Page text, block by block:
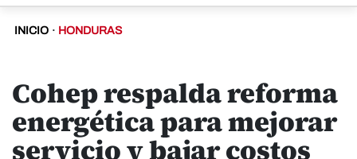
INICIO · HONDURAS
Cohep respalda reforma
energética para mejorar
servicio y bajar costos